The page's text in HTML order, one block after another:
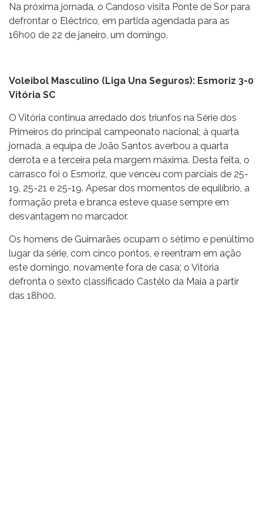
Na próxima jornada, o Candoso visita Ponte de Sor para
defrontar o Eléctrico, em partida agendada para as
16h00 de 22 de janeiro, um domingo.
Voleibol Masculino (Liga Una Seguros): Esmoriz 3-0
Vitória SC
O Vitória continua arredado dos triunfos na Série dos
Primeiros do principal campeonato nacional; à quarta
jornada, a equipa de João Santos averbou a quarta
derrota e a terceira pela margem máxima. Desta feita, o
carrasco foi o Esmoriz, que venceu com parciais de 25-
19, 25-21 e 25-19. Apesar dos momentos de equilíbrio, a
formação preta e branca esteve quase sempre em
desvantagem no marcador.
Os homens de Guimarães ocupam o sétimo e penúltimo
lugar da série, com cinco pontos, e reentram em ação
este domingo, novamente fora de casa; o Vitória
defronta o sexto classificado Castêlo da Maia a partir
das 18h00.